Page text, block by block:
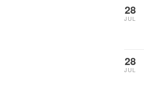
28
JUL
28
JUL